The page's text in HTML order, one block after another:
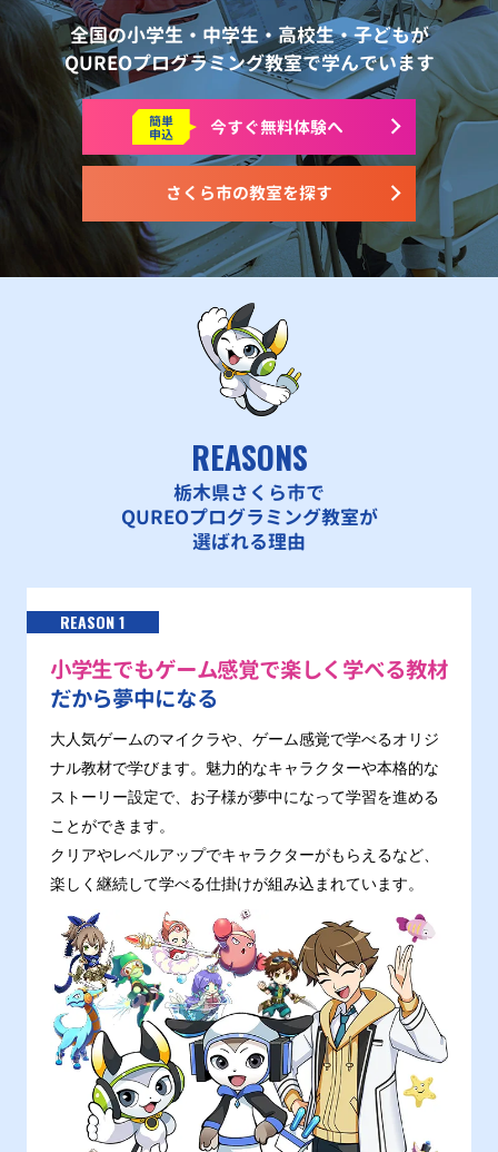
全国の小学生・中学生・高校生・子どもが
QUREOプログラミング教室で学んでいます
さくら市の教室を探す
簡単
申込 今すぐ無料体験へ
REASONS
栃木県さくら市で
QUREOプログラミング教室が
選ばれる理由
REASON 1
小学生でもゲーム感覚で楽しく学べる教材
だから夢中になる
大人気ゲームのマイクラや、ゲーム感覚で学べるオリジ
ナル教材で学びます。魅力的なキャラクターや本格的な
ストーリー設定で、お子様が夢中になって学習を進める
ことができます。
クリアやレベルアップでキャラクターがもらえるなど、
楽しく継続して学べる仕掛けが組み込まれています。